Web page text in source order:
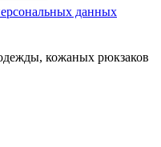
данных
кожаных рюкзаков